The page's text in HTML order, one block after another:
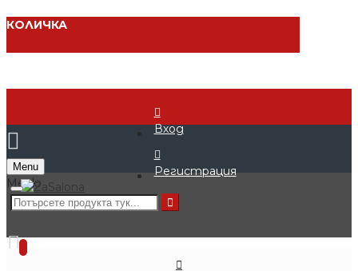
КОЛИЧКА
Вход
Регистрация
Menu
0